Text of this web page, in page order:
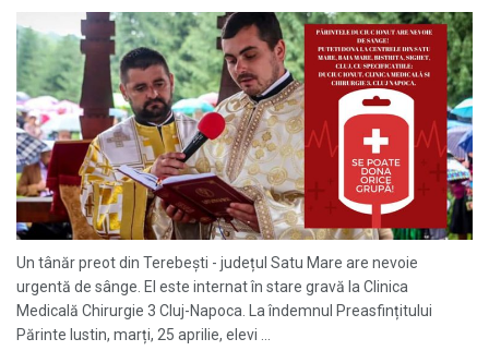
Un tânăr preot din Terebeşti - județul Satu Mare are nevoie
urgentă de sânge. El este internat în stare gravă la Clinica
Medicală Chirurgie 3 Cluj-Napoca. La îndemnul Preasfințitului
Părinte Iustin, marți, 25 aprilie, elevi ...